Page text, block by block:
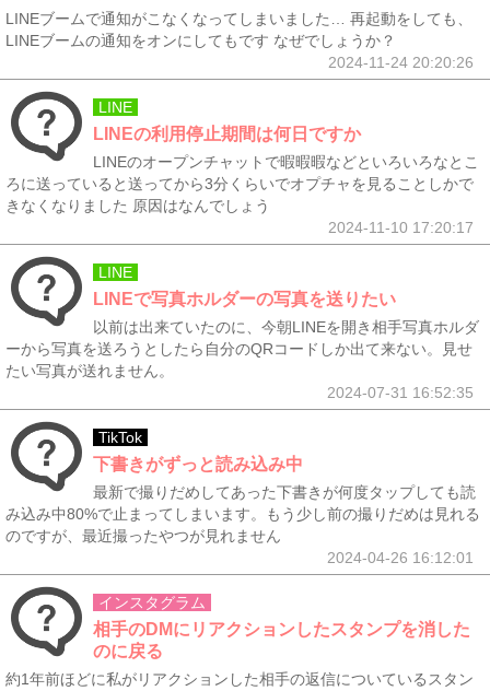
LINEブームで通知がこなくなってしまいました… 再起動をしても、
LINEブームの通知をオンにしてもです なぜでしょうか？
2024-11-24 20:20:26
LINE
LINEの利用停止期間は何日ですか
LINEのオープンチャットで暇暇暇などといろいろなとこ
ろに送っていると送ってから3分くらいでオプチャを見ることしかで
きなくなりました 原因はなんでしょう
2024-11-10 17:20:17
LINE
LINEで写真ホルダーの写真を送りたい
以前は出来ていたのに、今朝LINEを開き相手写真ホルダ
ーから写真を送ろうとしたら自分のQRコードしか出て来ない。見せ
たい写真が送れません。
2024-07-31 16:52:35
TikTok
下書きがずっと読み込み中
最新で撮りだめしてあった下書きが何度タップしても読
み込み中80%で止まってしまいます。もう少し前の撮りだめは見れる
のですが、最近撮ったやつが見れません
2024-04-26 16:12:01
インスタグラム
相手のDMにリアクションしたスタンプを消した
のに戻る
約1年前ほどに私がリアクションした相手の返信についているスタン